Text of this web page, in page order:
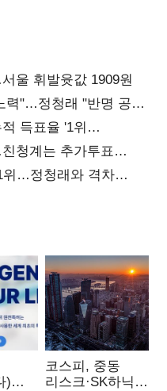
울 휘발윳값 1909원
력"…정청래 "반명 공세
득표율 '1위
청계는 추가투표
위…정청래와 격차
)
코스피, 중동
리스크·SK하닉